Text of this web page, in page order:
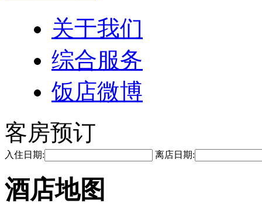
关于我们
综合服务
饭店微博
客房预订
入住日期: 离店日期:
酒店地图